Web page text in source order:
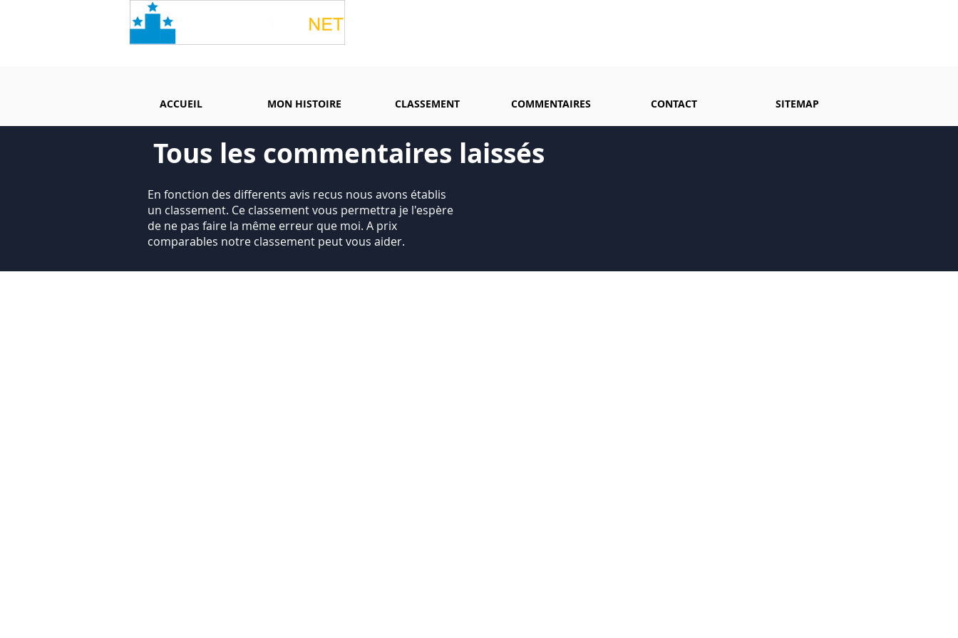
ACCUEIL MON HISTOIRE CLASSEMENT COMMENTAIRES CONTACT SITEMAP
Tous les commentaires laissés
En fonction des differents avis recus nous avons établis
un classement. Ce classement vous permettra je l'espère
de ne pas faire la même erreur que moi. A prix
comparables notre classement peut vous aider.